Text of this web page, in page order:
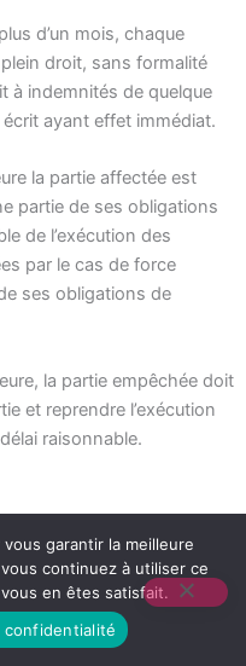
d’un mois, chaque
droit, sans formalité
à indemnités de quelque
ayant effet immédiat.
la partie affectée est
partie de ses obligations
de l’exécution des
par le cas de force
ses obligations de
la partie empêchée doit
et reprendre l’exécution
raisonnable.
des parties ne pourra
CGV pour
garantir la meilleure
continuez à utiliser ce
en êtes satisfait.
confidentialité